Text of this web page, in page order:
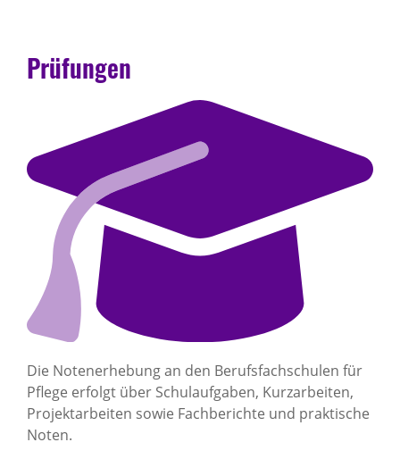
Prüfungen
Die Notenerhebung an den Berufsfachschulen für
Pflege erfolgt über Schulaufgaben, Kurzarbeiten,
Projektarbeiten sowie Fachberichte und praktische
Noten.